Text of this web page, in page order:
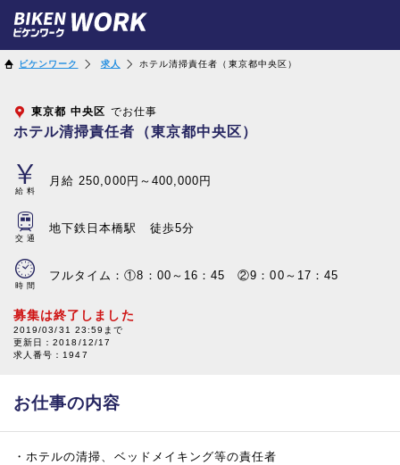
ビケンワーク 求人 ホテル清掃責任者（東京都中央区）
東京都 中央区 でお仕事
ホテル清掃責任者（東京都中央区）
給料
月給 250,000円～400,000円
交通
地下鉄日本橋駅 徒歩5分
時間
フルタイム：①8：00～16：45 ②9：00～17：45
募集は終了しました
2019/03/31 23:59まで
更新日：2018/12/17
求人番号：1947
お仕事の内容
・ホテルの清掃、ベッドメイキング等の責任者